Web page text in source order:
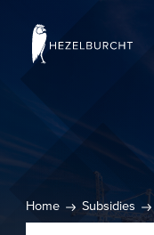
Home Subsidies